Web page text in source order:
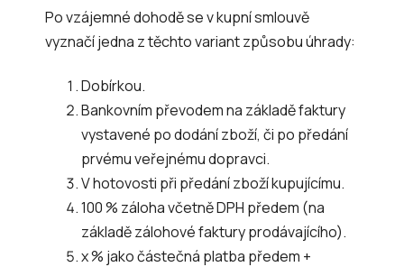
Po vzájemné dohodě se v kupní smlouvě
vyznačí jedna z těchto variant způsobu úhrady:
Dobírkou.
Bankovním převodem na základě faktury
vystavené po dodání zboží, či po předání
prvému veřejnému dopravci.
V hotovosti při předání zboží kupujícímu.
100 % záloha včetně DPH předem (na
základě zálohové faktury prodávajícího).
x % jako částečná platba předem +